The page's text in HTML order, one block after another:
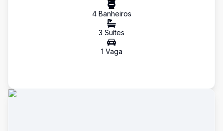
4Banheiros
3 Suítes
1 Vaga